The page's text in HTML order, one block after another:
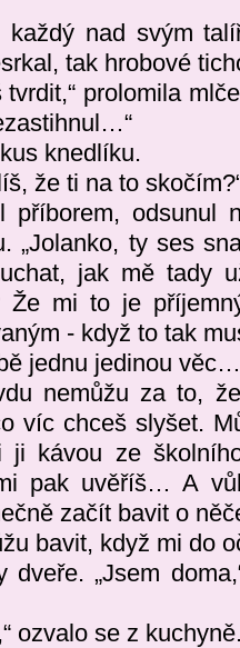
každý nad svým
tak hrobové
tvrdit,“ prolomila
knedlíku.
že ti na to
příborem, odsunul
„Jolanko, ty ses
jak mě tady
Že mi to je
- když to tak
jednu jedinou
nemůžu za to,
víc chceš slyšet.
ji kávou ze
pak uvěříš… A
začít bavit o
bavit, když mi do
dveře. „Jsem
ozvalo se z